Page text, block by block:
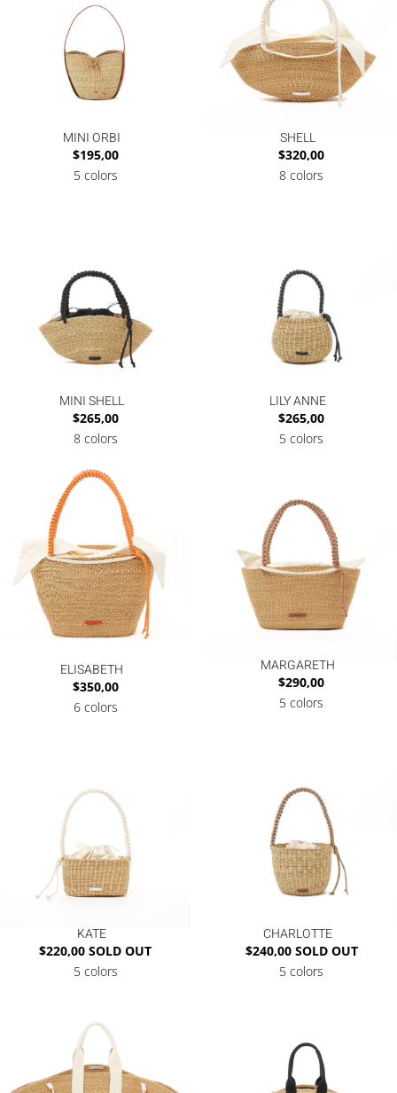
MINI ORBI
$195,00
5 colors
SHELL
$320,00
8 colors
MINI SHELL
$265,00
8 colors
LILY ANNE
$265,00
5 colors
ELISABETH
$350,00
6 colors
MARGARETH
$290,00
5 colors
KATE
$220,00 SOLD OUT
5 colors
CHARLOTTE
$240,00 SOLD OUT
5 colors